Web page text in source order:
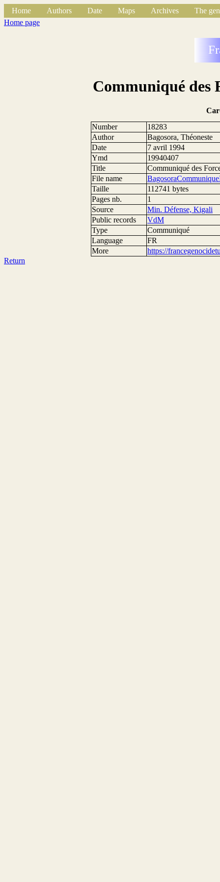
Home Authors Date Maps Archives
The
Home page
Communiqué des
Number
18283
Author
Bagosora, Théoneste
Date
7 avril 1994
Ymd
19940407
Title
Communiqué des
File name
Taille
112741 bytes
Pages nb.
1
Source
Min. Défense, Kigali
Public records
VdM
Type
Communiqué
Language
FR
More
https://
Return